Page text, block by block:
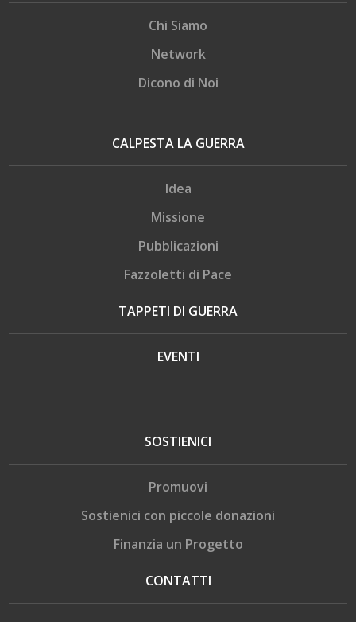
Chi Siamo
Network
Dicono di Noi
CALPESTA LA GUERRA
Idea
Missione
Pubblicazioni
Fazzoletti di Pace
TAPPETI DI GUERRA
EVENTI
SOSTIENICI
Promuovi
Sostienici con piccole donazioni
Finanzia un Progetto
CONTATTI